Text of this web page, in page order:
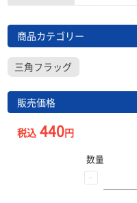
商品カテゴリー
三角フラッグ
販売価格
税込440円
-
数量